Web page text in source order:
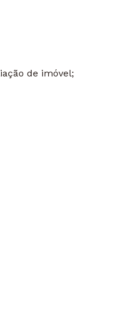
de imóvel;